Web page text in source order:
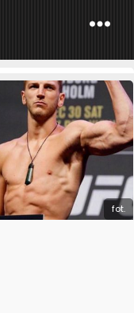
Hooker przywita w
fot.